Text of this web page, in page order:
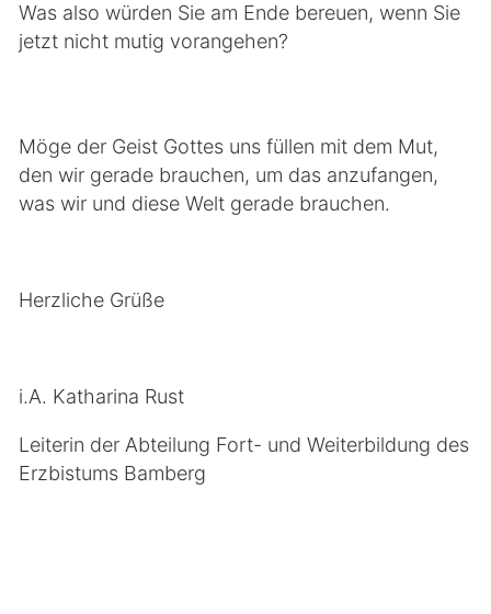
Was also würden Sie am Ende bereuen, wenn Sie
jetzt nicht mutig vorangehen?
Möge der Geist Gottes uns füllen mit dem Mut,
den wir gerade brauchen, um das anzufangen,
was wir und diese Welt gerade brauchen.
Herzliche Grüße
i.A. Katharina Rust
Leiterin der Abteilung Fort- und Weiterbildung des
Erzbistums Bamberg